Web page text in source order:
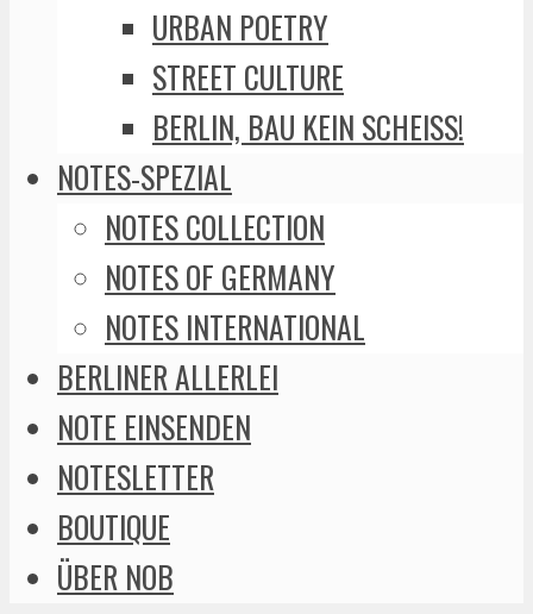
URBAN POETRY
STREET CULTURE
BERLIN, BAU KEIN SCHEISS!
NOTES-SPEZIAL
NOTES COLLECTION
NOTES OF GERMANY
NOTES INTERNATIONAL
BERLINER ALLERLEI
NOTE EINSENDEN
NOTESLETTER
BOUTIQUE
ÜBER NOB